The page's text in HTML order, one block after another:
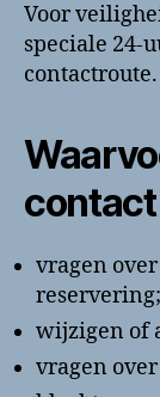
Voor
speciale 24-
contactroute.
contact
vragen
reservering;
wijzigen of
vragen